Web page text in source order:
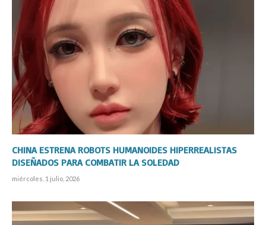
CHINA ESTRENA ROBOTS HUMANOIDES HIPERREALISTAS
DISEÑADOS PARA COMBATIR LA SOLEDAD
miércoles, 1 julio, 2026